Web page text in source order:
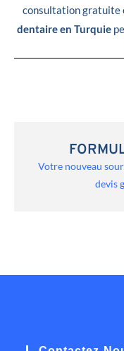
consultation gratuite
dentaire en Turquie
Votre nouveau
devis